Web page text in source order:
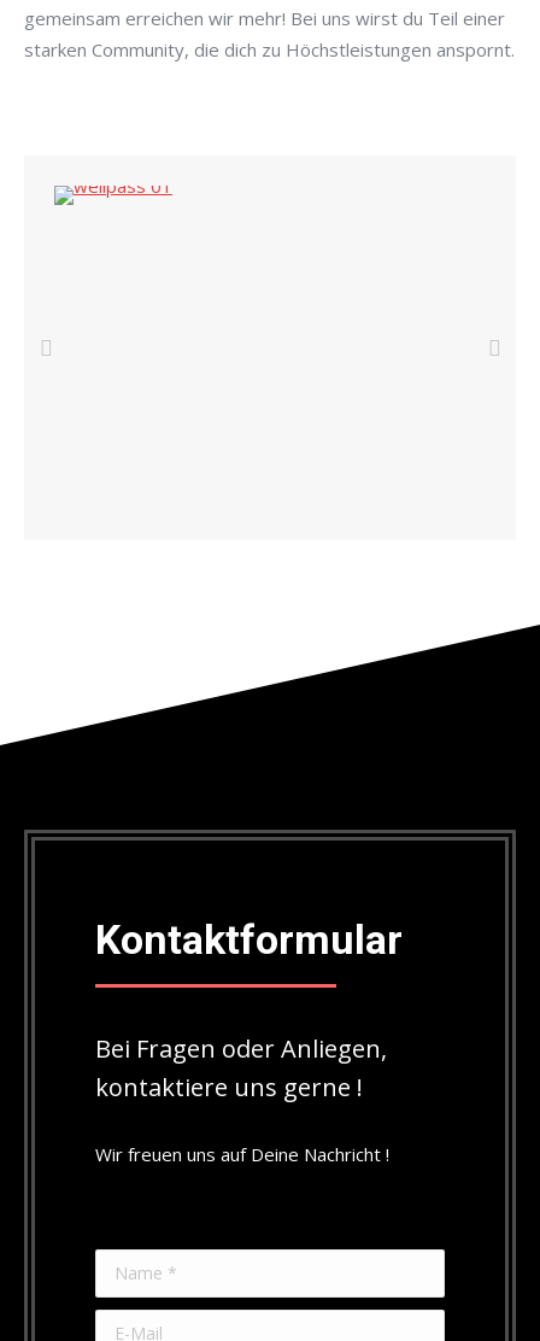
gemeinsam erreichen wir mehr! Bei uns wirst du Teil einer
starken Community, die dich zu Höchstleistungen anspornt.
Kontaktformular
Bei Fragen oder Anliegen,
kontaktiere uns gerne !
Wir freuen uns auf Deine Nachricht !
Name *
E-Mail